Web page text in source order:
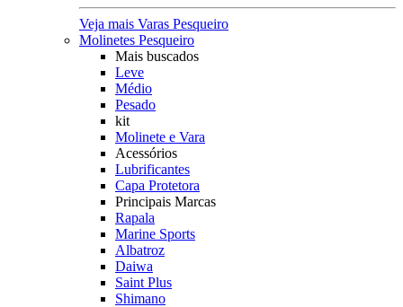
Veja mais Varas Pesqueiro
Molinetes Pesqueiro
Mais buscados
Leve
Médio
Pesado
kit
Molinete e Vara
Acessórios
Lubrificantes
Capa Protetora
Principais Marcas
Rapala
Marine Sports
Albatroz
Daiwa
Saint Plus
Shimano